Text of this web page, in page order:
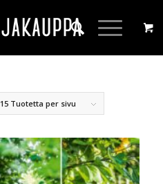
15 Tuotetta per sivu